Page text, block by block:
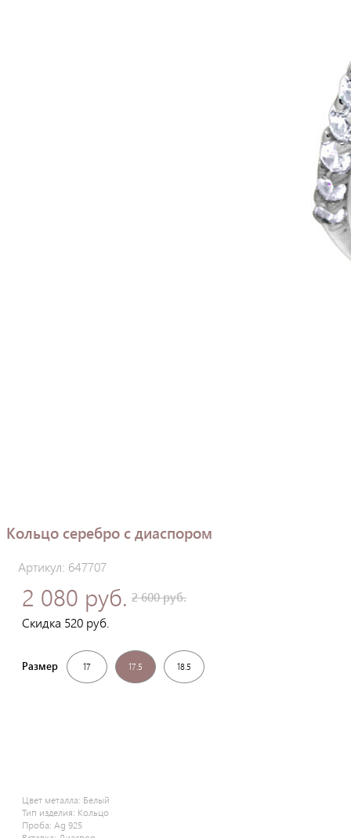
Кольцо серебро с диаспором
Артикул: 647707
2 080 руб. 2 600 руб.
Скидка 520 руб.
Размер 17 17.5 18.5
Цвет металла: Белый
Тип изделия: Кольцо
Проба: Ag 925